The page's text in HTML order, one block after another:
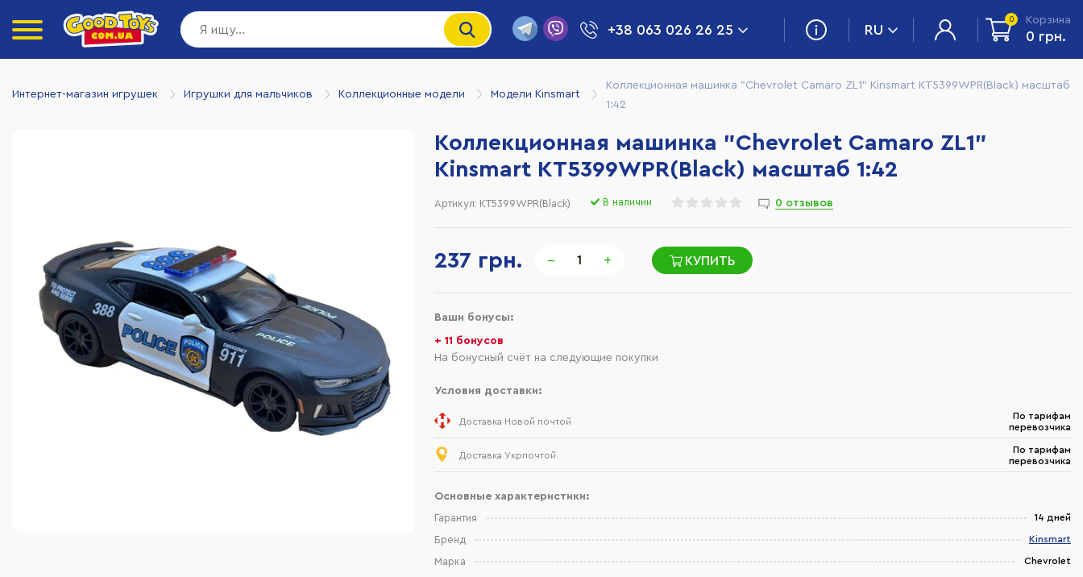
+38 063 026 26 25 RU
0 Корзина
0 грн.
Интернет-магазин игрушек Игрушки для мальчиков Коллекционные модели Модели Kinsmart
Коллекционная машинка "Chevrolet Camaro ZL1" Kinsmart KT5399WPR(Black) масштаб
1:42
237 грн. − + КУПИТЬ
Коллекционная машинка "Chevrolet Camaro ZL1"
Kinsmart KT5399WPR(Black) масштаб 1:42
Артикул: KT5399WPR(Black) В наличии 0 отзывов
Ваши бонусы:
+ 11 бонусов
На бонусный счёт на следующие покупки
Условия доставки:
Доставка Новой почтой
По тарифам
перевозчика
Доставка Укрпочтой
По тарифам
перевозчика
Основные характеристики:
Гарантия 14 дней
Бренд Kinsmart
Марка Chevrolet